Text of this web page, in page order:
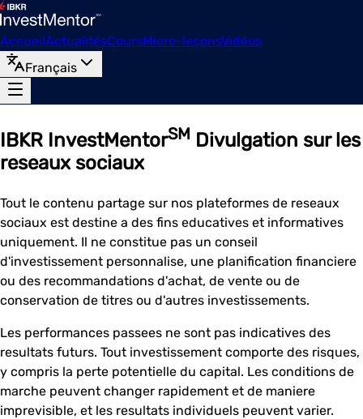
AccueilActualitésCoursMicro-leçonsVidéos
Français
IBKR InvestMentorSM Divulgation sur les
reseaux sociaux
Tout le contenu partage sur nos plateformes de reseaux
sociaux est destine a des fins educatives et informatives
uniquement. Il ne constitue pas un conseil
d'investissement personnalise, une planification financiere
ou des recommandations d'achat, de vente ou de
conservation de titres ou d'autres investissements.
Les performances passees ne sont pas indicatives des
resultats futurs. Tout investissement comporte des risques,
y compris la perte potentielle du capital. Les conditions de
marche peuvent changer rapidement et de maniere
imprevisible, et les resultats individuels peuvent varier.